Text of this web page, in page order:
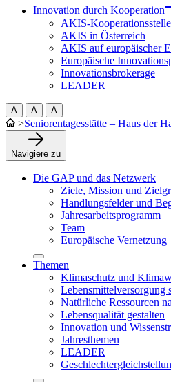
Innovation durch Kooperation
AKIS-Kooperationsstelle
AKIS in Österreich
AKIS auf europäischer
Europäische
Innovationsbrokerage
LEADER
A A A
>Seniorentagesstätte – Haus der
Navigiere zu
Die GAP und das Netzwerk
Ziele, Mission und
Handlungsfelder und
Jahresarbeitsprogramm
Team
Europäische Vernetzung
Themen
Klimaschutz und
Lebensmittelversorgung
Natürliche Ressourcen
Lebensqualität gestalten
Innovation und
Jahresthemen
LEADER